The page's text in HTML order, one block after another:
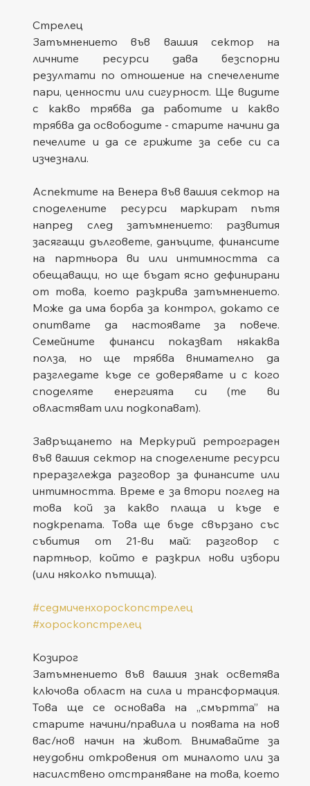
Стрелец
Затъмнението във вашия сектор на
личните ресурси дава безспорни
резултати по отношение на спечелените
пари, ценности или сигурност. Ще видите
с какво трябва да работите и какво
трябва да освободите - старите начини да
печелите и да се грижите за себе си са
изчезнали.
Аспектите на Венера във вашия сектор на
споделените ресурси маркират пътя
напред след затъмнението: развития
засягащи дълговете, данъците, финансите
на партньора ви или интимността са
обещаващи, но ще бъдат ясно дефинирани
от това, което разкрива затъмнението.
Може да има борба за контрол, докато се
опитвате да настоявате за повече.
Семейните финанси показват някаква
полза, но ще трябва внимателно да
разгледате къде се доверявате и с кого
споделяте енергията си (те ви
овластяват или подкопават).
Завръщането на Меркурий ретрограден
във вашия сектор на споделените ресурси
преразглежда разговор за финансите или
интимността. Време е за втори поглед на
това кой за какво плаща и къде е
подкрепата. Това ще бъде свързано със
събития от 21-ви май: разговор с
партньор, който е разкрил нови избори
(или няколко пътища).
#седмиченхороскопстрелец
#хороскопстрелец
Козирог
Затъмнението във вашия знак осветява
ключова област на сила и трансформация.
Това ще се основава на „смъртта” на
старите начини/правила и появата на нов
вас/нов начин на живот. Внимавайте за
неудобни откровения от миналото или за
насилствено отстраняване на това, което